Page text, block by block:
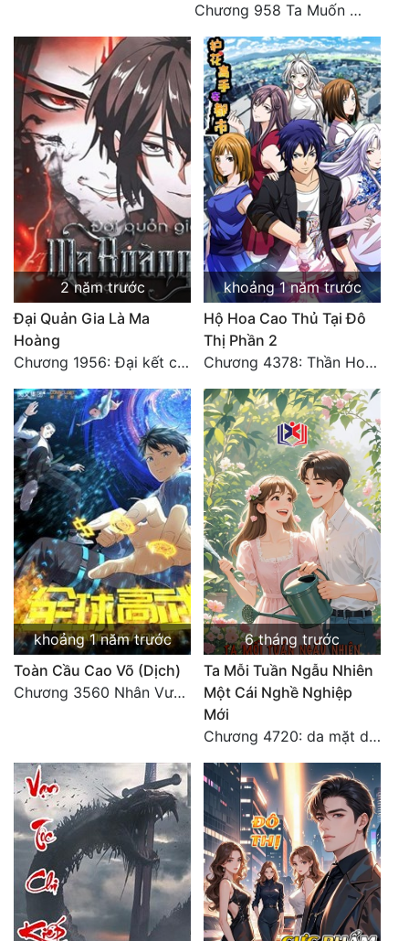
Chương 958 Ta Muốn Cùng Các Cô Vĩnh Viễn Ở Bên Nhau (2) Hết
2 năm trước
Đại Quản Gia Là Ma
Hoàng
Chương 1956: Đại kết cục
khoảng 1 năm trước
Hộ Hoa Cao Thủ Tại Đô
Thị Phần 2
Chương 4378: Thần Hoàng Hạ Thiên (Đại kết cục) (03)
khoảng 1 năm trước
Toàn Cầu Cao Võ (Dịch)
Chương 3560 Nhân Vương trở về - END
6 tháng trước
Ta Mỗi Tuần Ngẫu Nhiên
Một Cái Nghề Nghiệp
Mới
Chương 4720: da mặt dày